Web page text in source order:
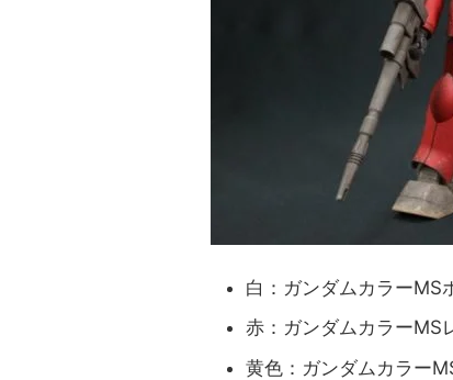
白：ガンダムカラーMS
赤：ガンダムカラーMS
黄色：ガンダムカラー